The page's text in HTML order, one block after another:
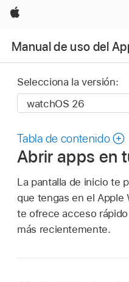
Apple
Manual de uso del
Selecciona la versión:
Tabla de contenido
Abrir apps en
La pantalla de inicio te
que tengas en el Apple
te ofrece acceso
más recientemente.